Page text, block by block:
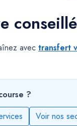
conseillé
avec transfert
?
Voir nos